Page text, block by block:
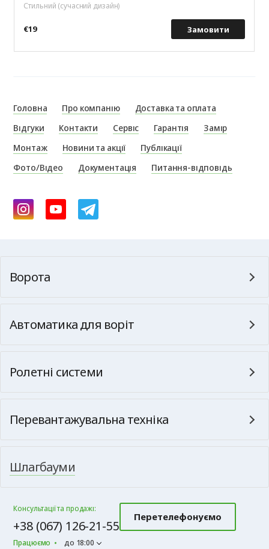
Стильний (сучасний дизайн)
€19 Замовити
Головна Про компанію
Доставка та оплата
Відгуки
Контакти Сервіс Гарантія
Замір
Монтаж
Новини та акції
Публікації
Фото/Відео
Документація Питання-відповідь
Ворота
Автоматика для воріт
Ролетні системи
Перевантажувальна техніка
Шлагбауми
Консультації та продажі:
+38 (067) 126-21-55
Працюємо до 18:00
Перетелефонуємо